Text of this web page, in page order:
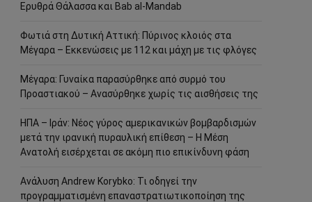
Ερυθρά Θάλασσα και Bab al-Mandab
Φωτιά στη Δυτική Αττική: Πύρινος κλοιός στα
Μέγαρα – Εκκενώσεις με 112 και μάχη με τις φλόγες
Μέγαρα: Γυναίκα παρασύρθηκε από συρμό του
Προαστιακού – Ανασύρθηκε χωρίς τις αισθήσεις της
ΗΠΑ – Ιράν: Νέος γύρος αμερικανικών βομβαρδισμών
μετά την ιρανική πυραυλική επίθεση – Η Μέση
Ανατολή εισέρχεται σε ακόμη πιο επικίνδυνη φάση
Ανάλυση Andrew Korybko: Τι οδηγεί την
προγραμματισμένη επαναστρατιωτικοποίηση της